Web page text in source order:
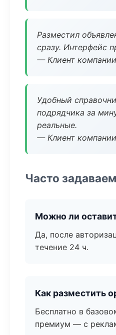
Разместил
сразу. Интерфейс
— Клиент компании
Удобный
подрядчика за
реальные.
— Клиент компании
Часто
Можно ли
Да, после
течение 24 ч.
Как разместить
Бесплатно в
премиум — с